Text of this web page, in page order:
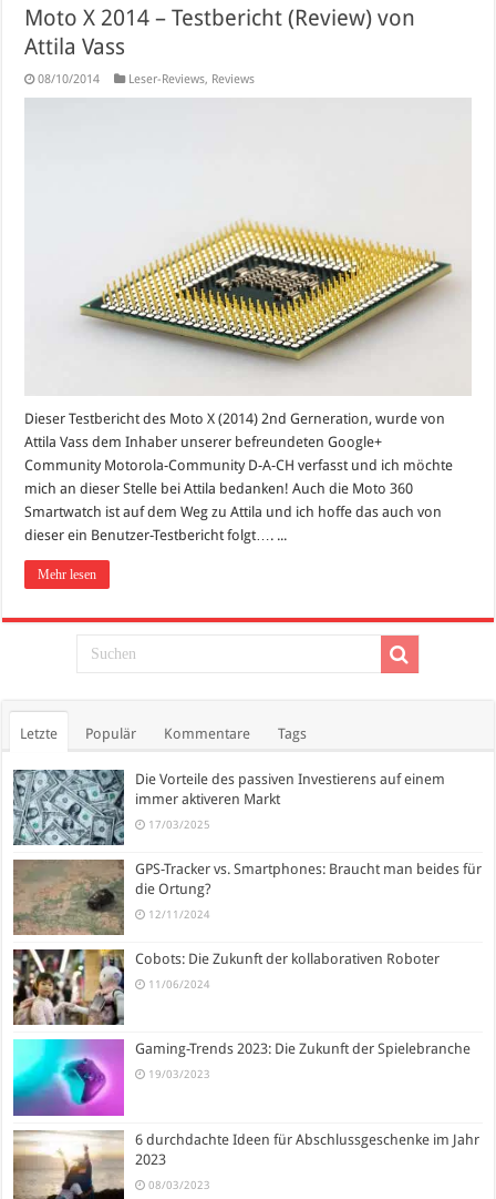
Moto X 2014 – Testbericht (Review) von
Attila Vass
08/10/2014 Leser-Reviews, Reviews
Dieser Testbericht des Moto X (2014) 2nd Gerneration, wurde von
Attila Vass dem Inhaber unserer befreundeten Google+
Community Motorola-Community D-A-CH verfasst und ich möchte
mich an dieser Stelle bei Attila bedanken! Auch die Moto 360
Smartwatch ist auf dem Weg zu Attila und ich hoffe das auch von
dieser ein Benutzer-Testbericht folgt…. ...
Mehr lesen
Letzte Populär Kommentare Tags
Die Vorteile des passiven Investierens auf einem
immer aktiveren Markt
17/03/2025
GPS-Tracker vs. Smartphones: Braucht man beides für
die Ortung?
12/11/2024
Cobots: Die Zukunft der kollaborativen Roboter
11/06/2024
Gaming-Trends 2023: Die Zukunft der Spielebranche
19/03/2023
6 durchdachte Ideen für Abschlussgeschenke im Jahr
2023
08/03/2023